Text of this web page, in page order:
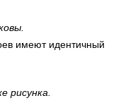
имеют идентичный
рисунка.